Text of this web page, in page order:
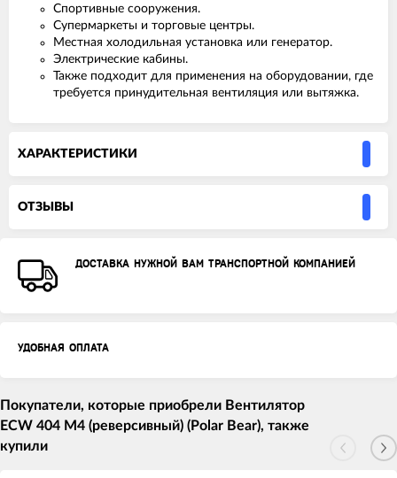
Спортивные сооружения.
Супермаркеты и торговые центры.
Местная холодильная установка или генератор.
Электрические кабины.
Также подходит для применения на оборудовании, где
требуется принудительная вентиляция или вытяжка.
ХАРАКТЕРИСТИКИ
ОТЗЫВЫ
ДОСТАВКА НУЖНОЙ ВАМ ТРАНСПОРТНОЙ КОМПАНИЕЙ
УДОБНАЯ ОПЛАТА
Покупатели, которые приобрели Вентилятор
ECW 404 М4 (реверсивный) (Polar Bear), также
купили